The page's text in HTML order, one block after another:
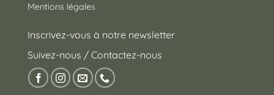
Mentions légales
Inscrivez-vous à notre newsletter
Suivez-nous / Contactez-nous